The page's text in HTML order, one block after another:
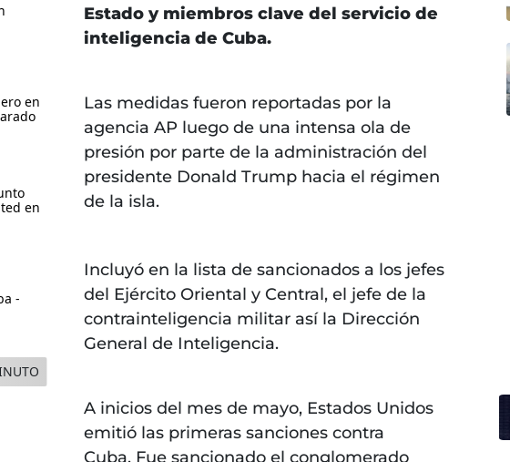
en
en
-
Estado y miembros clave del servicio de
inteligencia de Cuba.
Las medidas fueron reportadas por la
agencia AP luego de una intensa ola de
presión por parte de la administración del
presidente Donald Trump hacia el régimen
de la isla.
Incluyó en la lista de sancionados a los jefes
del Ejército Oriental y Central, el jefe de la
contrainteligencia militar así la Dirección
General de Inteligencia.
A inicios del mes de mayo, Estados Unidos
emitió las primeras sanciones contra
Cuba. Fue sancionado el conglomerado